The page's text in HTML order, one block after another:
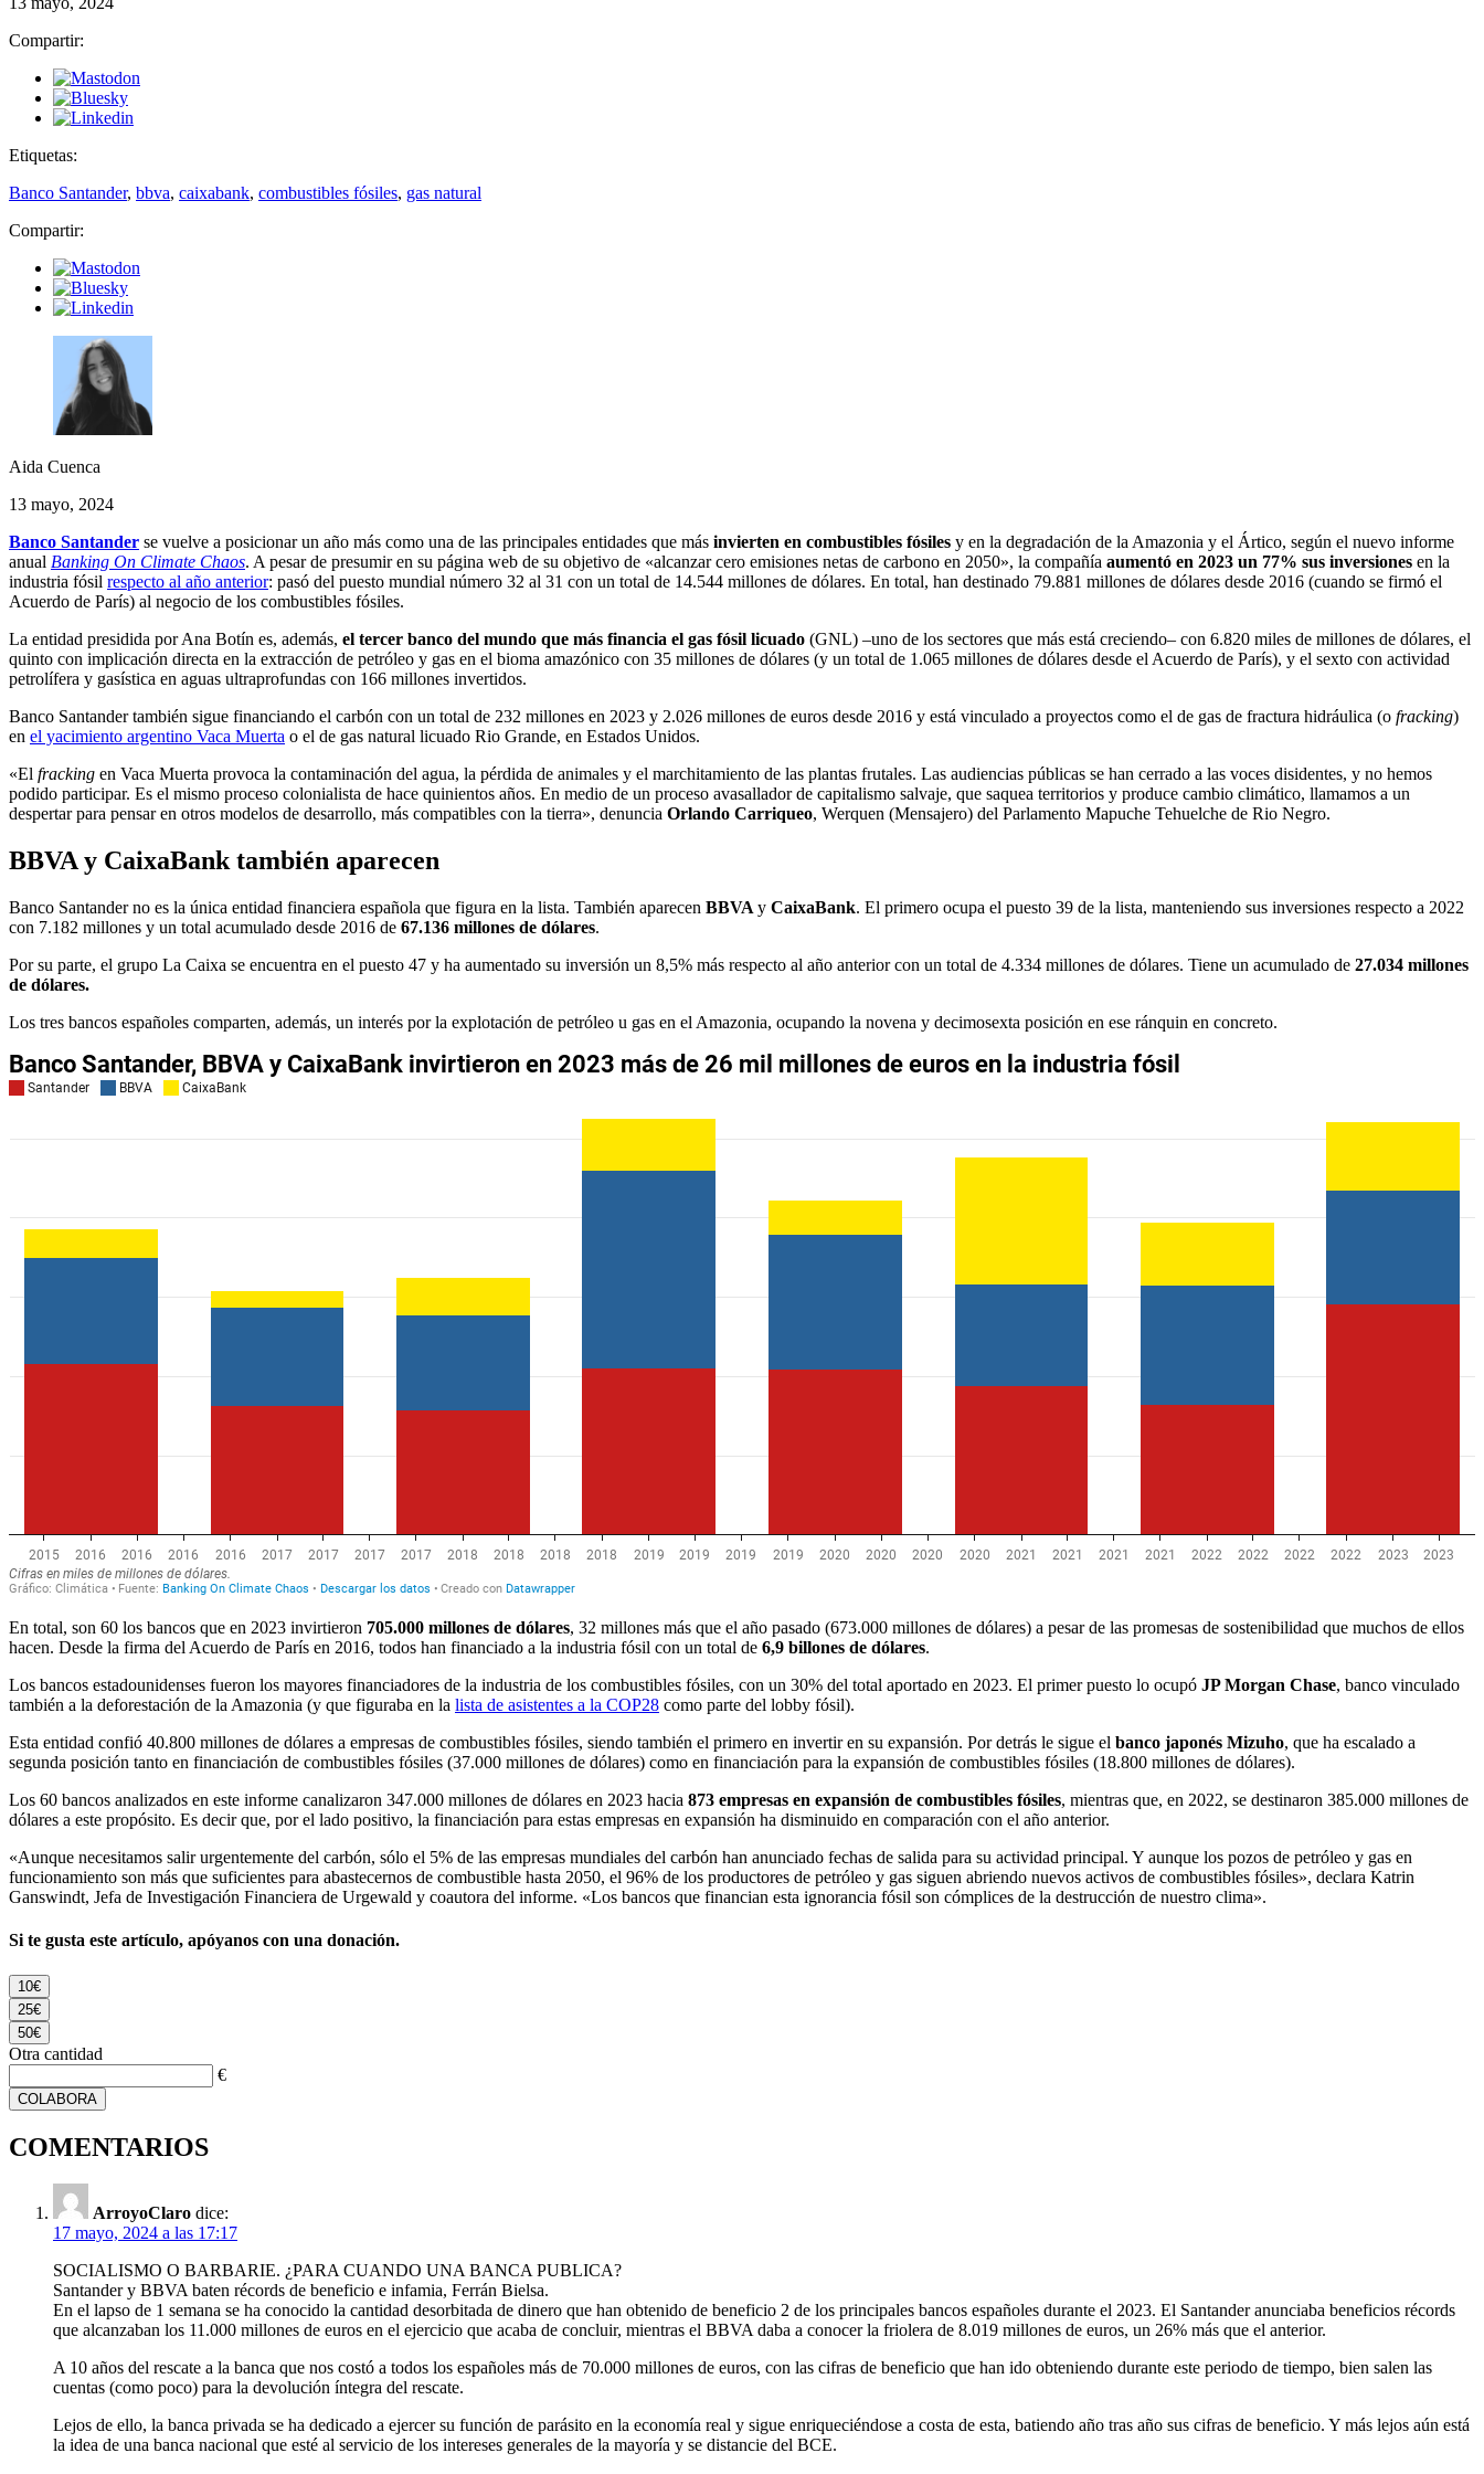
Compartir:
Etiquetas:
Banco Santander, bbva, caixabank, combustibles fósiles, gas natural
Compartir:
Aida Cuenca
13 mayo, 2024
Banco Santander se vuelve a posicionar un año más como una de las principales entidades que más invierten en combustibles fósiles y en la degradación de la Amazonia y el Ártico, según el nuevo informe
anual Banking On Climate Chaos. A pesar de presumir en su página web de su objetivo de «alcanzar cero emisiones netas de carbono en 2050», la compañía aumentó en 2023 un 77% sus inversiones en la
industria fósil respecto al año anterior: pasó del puesto mundial número 32 al 31 con un total de 14.544 millones de dólares. En total, han destinado 79.881 millones de dólares desde 2016 (cuando se firmó el
Acuerdo de París) al negocio de los combustibles fósiles.
La entidad presidida por Ana Botín es, además, el tercer banco del mundo que más financia el gas fósil licuado (GNL) –uno de los sectores que más está creciendo– con 6.820 miles de millones de dólares, el
quinto con implicación directa en la extracción de petróleo y gas en el bioma amazónico con 35 millones de dólares (y un total de 1.065 millones de dólares desde el Acuerdo de París), y el sexto con actividad
petrolífera y gasística en aguas ultraprofundas con 166 millones invertidos.
Banco Santander también sigue financiando el carbón con un total de 232 millones en 2023 y 2.026 millones de euros desde 2016 y está vinculado a proyectos como el de gas de fractura hidráulica (o fracking)
en el yacimiento argentino Vaca Muerta o el de gas natural licuado Rio Grande, en Estados Unidos.
«El fracking en Vaca Muerta provoca la contaminación del agua, la pérdida de animales y el marchitamiento de las plantas frutales. Las audiencias públicas se han cerrado a las voces disidentes, y no hemos
podido participar. Es el mismo proceso colonialista de hace quinientos años. En medio de un proceso avasallador de capitalismo salvaje, que saquea territorios y produce cambio climático, llamamos a un
despertar para pensar en otros modelos de desarrollo, más compatibles con la tierra», denuncia Orlando Carriqueo, Werquen (Mensajero) del Parlamento Mapuche Tehuelche de Rio Negro.
BBVA y CaixaBank también aparecen
Banco Santander no es la única entidad financiera española que figura en la lista. También aparecen BBVA y CaixaBank. El primero ocupa el puesto 39 de la lista, manteniendo sus inversiones respecto a 2022
con 7.182 millones y un total acumulado desde 2016 de 67.136 millones de dólares.
Por su parte, el grupo La Caixa se encuentra en el puesto 47 y ha aumentado su inversión un 8,5% más respecto al año anterior con un total de 4.334 millones de dólares. Tiene un acumulado de 27.034 millones
de dólares.
Los tres bancos españoles comparten, además, un interés por la explotación de petróleo u gas en el Amazonia, ocupando la novena y decimosexta posición en ese ránquin en concreto.
En total, son 60 los bancos que en 2023 invirtieron 705.000 millones de dólares, 32 millones más que el año pasado (673.000 millones de dólares) a pesar de las promesas de sostenibilidad que muchos de ellos
hacen. Desde la firma del Acuerdo de París en 2016, todos han financiado a la industria fósil con un total de 6,9 billones de dólares.
Los bancos estadounidenses fueron los mayores financiadores de la industria de los combustibles fósiles, con un 30% del total aportado en 2023. El primer puesto lo ocupó JP Morgan Chase, banco vinculado
también a la deforestación de la Amazonia (y que figuraba en la lista de asistentes a la COP28 como parte del lobby fósil).
Esta entidad confió 40.800 millones de dólares a empresas de combustibles fósiles, siendo también el primero en invertir en su expansión. Por detrás le sigue el banco japonés Mizuho, que ha escalado a
segunda posición tanto en financiación de combustibles fósiles (37.000 millones de dólares) como en financiación para la expansión de combustibles fósiles (18.800 millones de dólares).
Los 60 bancos analizados en este informe canalizaron 347.000 millones de dólares en 2023 hacia 873 empresas en expansión de combustibles fósiles, mientras que, en 2022, se destinaron 385.000 millones de
dólares a este propósito. Es decir que, por el lado positivo, la financiación para estas empresas en expansión ha disminuido en comparación con el año anterior.
«Aunque necesitamos salir urgentemente del carbón, sólo el 5% de las empresas mundiales del carbón han anunciado fechas de salida para su actividad principal. Y aunque los pozos de petróleo y gas en
funcionamiento son más que suficientes para abastecernos de combustible hasta 2050, el 96% de los productores de petróleo y gas siguen abriendo nuevos activos de combustibles fósiles», declara Katrin
Ganswindt, Jefa de Investigación Financiera de Urgewald y coautora del informe. «Los bancos que financian esta ignorancia fósil son cómplices de la destrucción de nuestro clima».
Si te gusta este artículo, apóyanos con una donación.
10€
25€
50€
Otra cantidad
€
COLABORA
COMENTARIOS
ArroyoClaro dice:
17 mayo, 2024 a las 17:17
SOCIALISMO O BARBARIE. ¿PARA CUANDO UNA BANCA PUBLICA?
Santander y BBVA baten récords de beneficio e infamia, Ferrán Bielsa.
En el lapso de 1 semana se ha conocido la cantidad desorbitada de dinero que han obtenido de beneficio 2 de los principales bancos españoles durante el 2023. El Santander anunciaba beneficios récords
que alcanzaban los 11.000 millones de euros en el ejercicio que acaba de concluir, mientras el BBVA daba a conocer la friolera de 8.019 millones de euros, un 26% más que el anterior.
A 10 años del rescate a la banca que nos costó a todos los españoles más de 70.000 millones de euros, con las cifras de beneficio que han ido obteniendo durante este periodo de tiempo, bien salen las
cuentas (como poco) para la devolución íntegra del rescate.
Lejos de ello, la banca privada se ha dedicado a ejercer su función de parásito en la economía real y sigue enriqueciéndose a costa de esta, batiendo año tras año sus cifras de beneficio. Y más lejos aún está
la idea de una banca nacional que esté al servicio de los intereses generales de la mayoría y se distancie del BCE.